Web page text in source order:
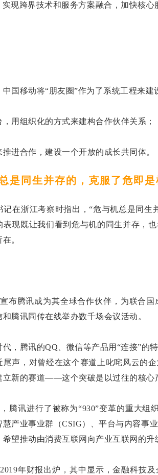
实现跨界技术和服务方案融合，加快核
国移动将“朋友圈”作为了系统工程来建
用组织化的方式来建构合作伙伴关系；
进合作，建设一个开放的成长共同体。
是同生并存的，克服了危即是
记在浙江考察时指出，“危与机总是同生
表现既让我们看到危与机的同生并存，
。
布腾讯成为其全球合作伙伴，为联合
腾讯同传在线举办数千场会议活动。
，腾讯的QQ、微信等产品用“连接”的
尾声，对曾经在这个赛道上叱咤风云的
立新的赛道——这个突破是以过往的核心
，腾讯进行了被称为“930”变革的重大
产业事业群（CSIG）、平台与内容事
希望推动由消费互联网向产业互联网的升
年财报出炉，其中显示，金融科技